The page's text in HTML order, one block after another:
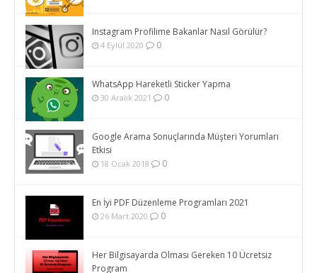
Instagram Profilime Bakanlar Nasıl Görülür?
4 Eylül 2020 0
WhatsApp Hareketli Sticker Yapma
30 Aralık 2021 0
Google Arama Sonuçlarında Müşteri Yorumları
Etkisi
18 Ocak 2018 0
En İyi PDF Düzenleme Programları 2021
26 Mart 2020 0
Her Bilgisayarda Olması Gereken 10 Ücretsiz
Program